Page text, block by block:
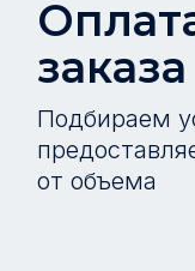
заказа
Подбираем
от объема